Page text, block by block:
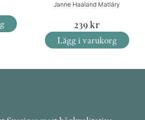
Janne Haaland Matláry
239kr
Lägg i varukorg